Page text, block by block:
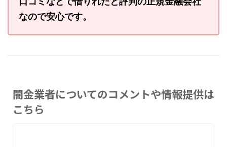
なので安心です。
闇金業者についてのコメントや情報提供は
こちら